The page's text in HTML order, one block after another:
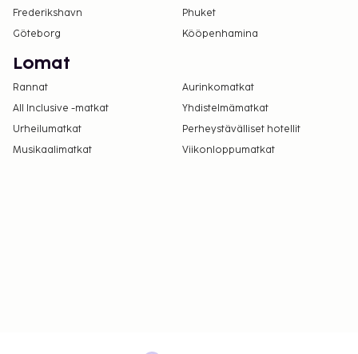
Frederikshavn
Phuket
Göteborg
Kööpenhamina
Lomat
Rannat
Aurinkomatkat
All Inclusive -matkat
Yhdistelmämatkat
Urheilumatkat
Perheystävälliset hotellit
Musikaalimatkat
Viikonloppumatkat